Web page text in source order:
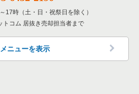
好み焼の居抜き売却物件の案件一覧
居抜き売却物件の案件一覧
き売却物件の案件一覧
デリの居抜き売却物件の案件一覧
居抜き売却物件の案件一覧
17時（土・日・祝祭日を除く）
トコム 居抜き売却担当者まで
メニューを表示